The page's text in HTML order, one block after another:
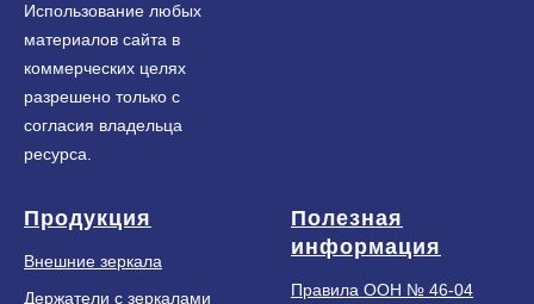
Использование любых
материалов сайта в
коммерческих целях
разрешено только с
согласия владельца
ресурса.
Продукция
Внешние зеркала
Держатели с зеркалами
Полезная
информация
Правила ООН № 46-04